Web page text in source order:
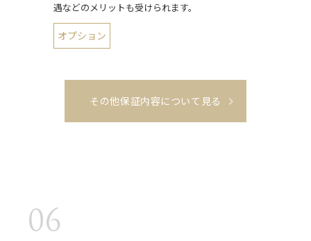
遇などのメリットも受けられます。
オプション
その他保証内容について見る
06